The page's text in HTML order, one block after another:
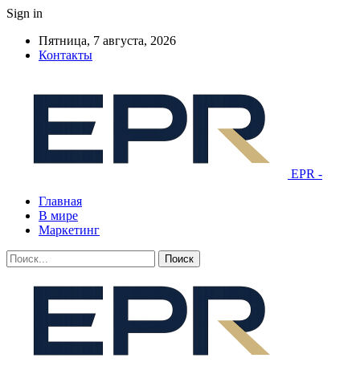
Sign in
Пятница, 7 августа, 2026
Контакты
EPR -
Главная
В мире
Маркетинг